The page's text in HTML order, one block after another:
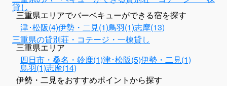
貸し
三重県エリアでバーベキューができる宿を探す
津･松阪(4)伊勢・二見(1)鳥羽(1)志摩(13)
三重県の貸別荘・コテージ・一棟貸し
三重県エリア
四日市・桑名・鈴鹿(1)津･松阪(5)伊勢・二見(1)
鳥羽(1)志摩(14)
伊勢・二見をおすすめポイントから探す